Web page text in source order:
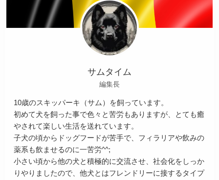
サムタイム
編集長
10歳のスキッパーキ（サム）を飼っています。
初めて犬を飼った事で色々と苦労もありますが、とても癒
やされて楽しい生活を送れています。
子犬の頃からドッグフードが苦手で、フィラリアや飲みの
薬系も飲ませるのに一苦労^^;
小さい頃から他の犬と積極的に交流させ、社会化をしっか
りやりましたので、他犬とはフレンドリーに接するタイプ